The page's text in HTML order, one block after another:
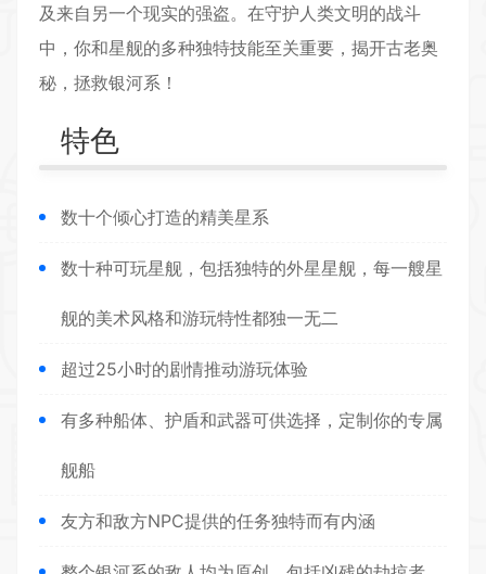
及来自另一个现实的强盗。在守护人类文明的战斗
中，你和星舰的多种独特技能至关重要，揭开古老奥
秘，拯救银河系！
特色
数十个倾心打造的精美星系
数十种可玩星舰，包括独特的外星星舰，每一艘星
舰的美术风格和游玩特性都独一无二
超过25小时的剧情推动游玩体验
有多种船体、护盾和武器可供选择，定制你的专属
舰船
友方和敌方NPC提供的任务独特而有内涵